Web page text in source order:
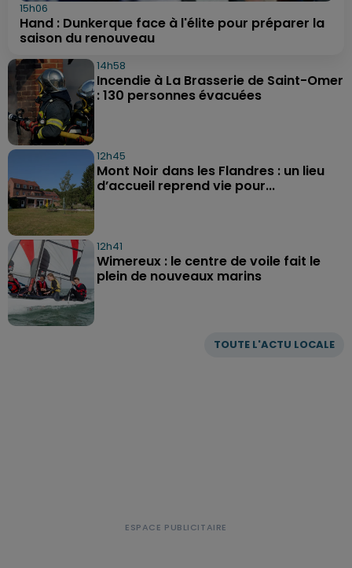
TOUTE L'ACTU LOCALE
15h06
Hand : Dunkerque face à l'élite pour préparer la
saison du renouveau
14h58
Incendie à La Brasserie de Saint-Omer
: 130 personnes évacuées
12h45
Mont Noir dans les Flandres : un lieu
d’accueil reprend vie pour...
12h41
Wimereux : le centre de voile fait le
plein de nouveaux marins